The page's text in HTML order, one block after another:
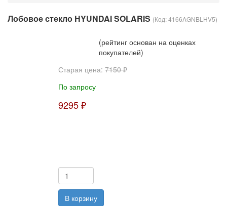
Лобовое стекло HYUNDAI SOLARIS (Код:4166AGNBLHV5)
(рейтинг основан на оценках
покупателей)
Старая цена: 7150 ₽
По запросу
9295 ₽